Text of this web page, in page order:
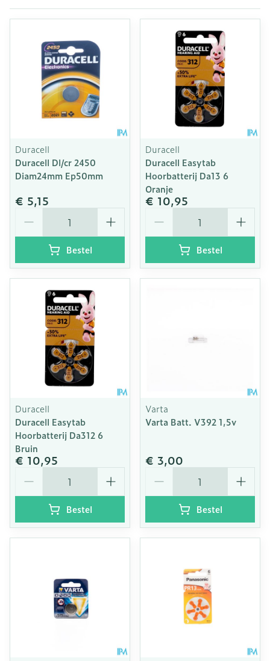
Duracell
Duracell Dl/cr 2450
Diam24mm Ep50mm
€ 5,15
Bestel
Duracell
Duracell Easytab
Hoorbatterij Da13 6
Oranje
€ 10,95
Bestel
Duracell
Duracell Easytab
Hoorbatterij Da312 6
Bruin
€ 10,95
Bestel
Varta
Varta Batt. V392 1,5v
€ 3,00
Bestel